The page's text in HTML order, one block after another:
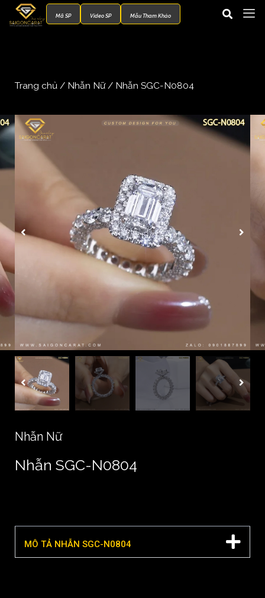
Mã SP Video SP Mẫu Tham Khảo
Trang chủ / Nhẫn Nữ/ Nhẫn SGC-N0804
Nhẫn Nữ
Nhẫn SGC-N0804
MÔ TẢ NHẪN SGC-N0804